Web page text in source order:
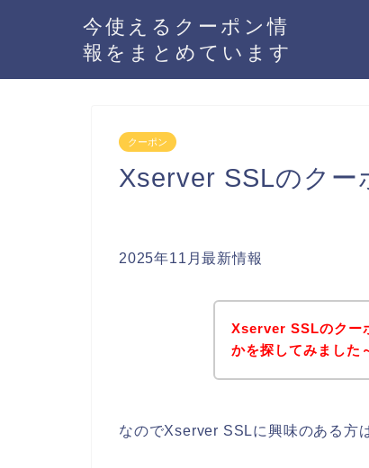
今使えるクーポン情
報をまとめています
クーポン
Xserver SSLのクー
2025年11月最新情報
Xserver SSLのクー
かを探してみました
なのでXserver SSLに興味のある方